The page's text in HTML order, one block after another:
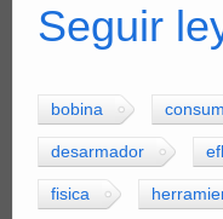
Seguir
bobina
desarmador
fisica